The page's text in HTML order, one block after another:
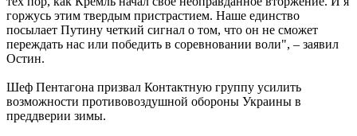
горжусь этим твердым пристрастием. Наше единство
посылает Путину четкий сигнал о том, что он не сможет
переждать нас или победить в соревновании воли", – заявил
Остин.
Шеф Пентагона призвал Контактную группу усилить
возможности противовоздушной обороны Украины в
преддверии зимы.